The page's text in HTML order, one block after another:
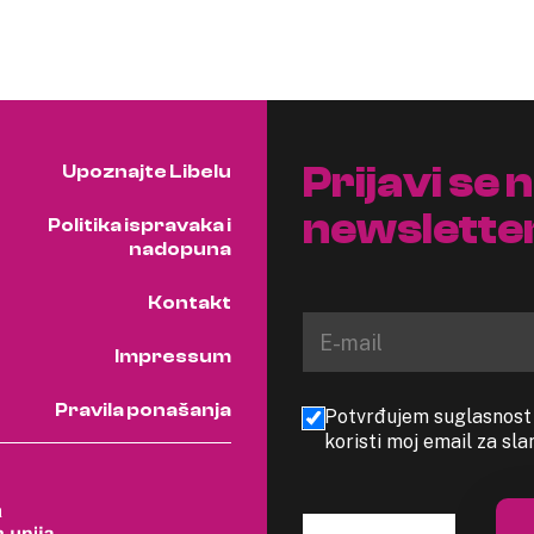
Upoznajte Libelu
Politika ispravaka i
nadopuna
Kontakt
Impressum
Pravila ponašanja
Prijavi se
Potvrđujem
koristi moj email za